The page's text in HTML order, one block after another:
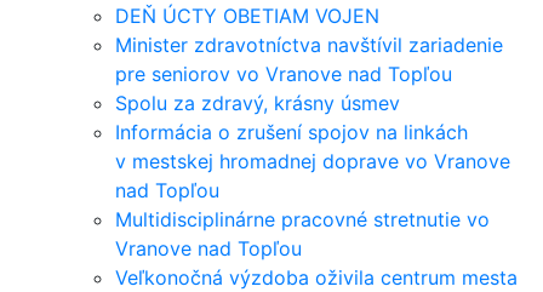
DEŇ ÚCTY OBETIAM VOJEN
Minister zdravotníctva navštívil zariadenie
pre seniorov vo Vranove nad Topľou
Spolu za zdravý, krásny úsmev
Informácia o zrušení spojov na linkách
v mestskej hromadnej doprave vo Vranove
nad Topľou
Multidisciplinárne pracovné stretnutie vo
Vranove nad Topľou
Veľkonočná výzdoba oživila centrum mesta